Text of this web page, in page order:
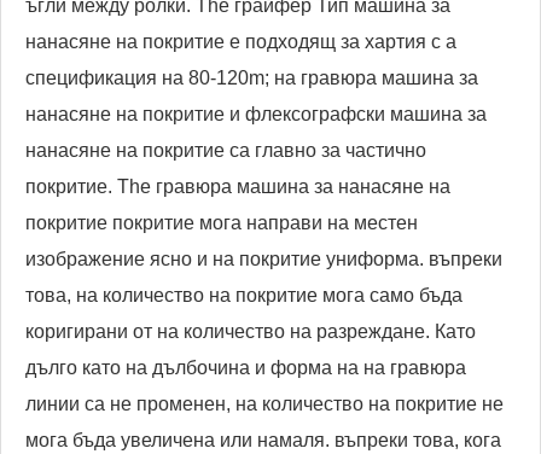
ъгли между ролки. The грайфер Тип машина за
нанасяне на покритие е подходящ за хартия с a
спецификация на 80-120m; на гравюра машина за
нанасяне на покритие и флексографски машина за
нанасяне на покритие са главно за частично
покритие. The гравюра машина за нанасяне на
покритие покритие мога направи на местен
изображение ясно и на покритие униформа. въпреки
това, на количество на покритие мога само бъда
коригирани от на количество на разреждане. Като
дълго като на дълбочина и форма на на гравюра
линии са не променен, на количество на покритие не
мога бъда увеличена или намаля. въпреки това, кога